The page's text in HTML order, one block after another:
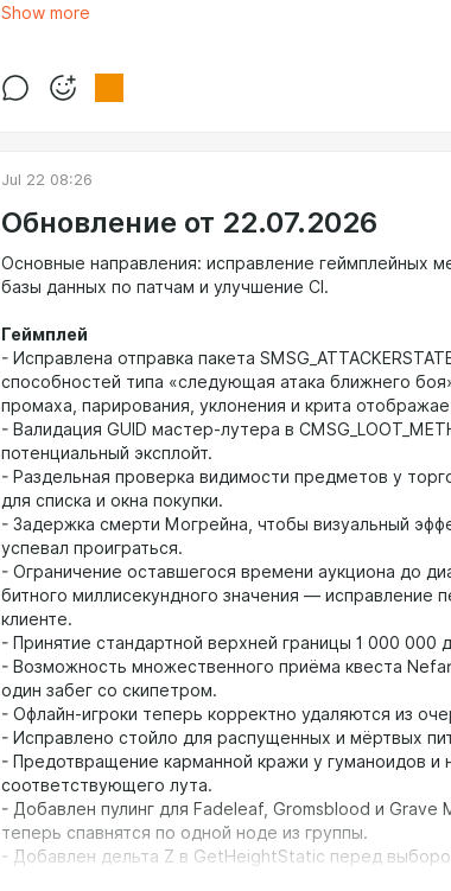
- Исправлены позиции и тип движения двух critter-
- Оптимизация кода в Unit.cpp: устранены
улучшена работа с итераторами, исправлено
Show more
Jul 22 08:26
Обновление от 22.07.2026
Основные направления: исправление геймплейных
базы данных по патчам и улучшение CI.
Геймплей
- Исправлена отправка пакета
способностей типа «следующая атака ближнего
промаха, парирования, уклонения и крита
- Валидация GUID мастер-лутера в
потенциальный эксплойт.
- Раздельная проверка видимости предметов у
для списка и окна покупки.
- Задержка смерти Могрейна, чтобы визуальный
успевал проиграться.
- Ограничение оставшегося времени аукциона до
битного миллисекундного значения — исправление
клиенте.
- Принятие стандартной верхней границы 1 000 000
- Возможность множественного приёма квеста
один забег со скипетром.
- Офлайн-игроки теперь корректно удаляются из
- Исправлено стойло для распущенных и мёртвых
- Предотвращение карманной кражи у гуманоидов и
соответствующего лута.
- Добавлен пулинг для Fadeleaf, Gromsblood и Grave
теперь спавнятся по одной ноде из группы.
- Добавлен дельта Z в GetHeightStatic перед